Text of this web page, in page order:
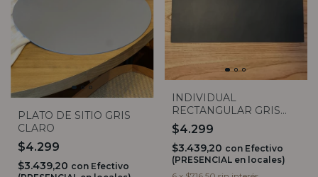
PLATO DE SITIO GRIS
CLARO
$4.299
$3.439,20 con Efectivo
INDIVIDUAL
RECTANGULAR GRIS
OSCURO
$4.299
$3.439,20 con Efectivo
(PRESENCIAL en locales)